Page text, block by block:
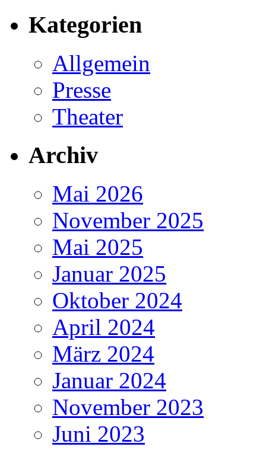
Kategorien
Allgemein
Presse
Theater
Archiv
Mai 2026
November 2025
Mai 2025
Januar 2025
Oktober 2024
April 2024
März 2024
Januar 2024
November 2023
Juni 2023